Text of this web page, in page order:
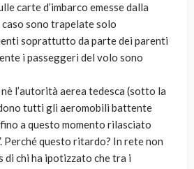
carte d’imbarco emesse dalla
sono trapelate solo
soprattutto da parte dei parenti
i passeggeri del volo sono
nè l’autorità aerea tedesca (sotto la
tutti gli aeromobili battente
a questo momento rilasciato
Perché questo ritardo? In rete non
di chi ha ipotizzato che tra i